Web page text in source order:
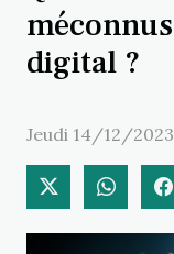
digital ?
Jeudi 14/12/2023